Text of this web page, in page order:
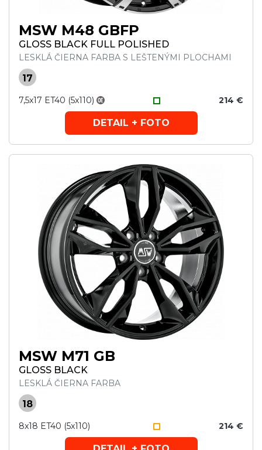
MSW M48 GBFP
GLOSS BLACK FULL POLISHED
LESKLÁ ČIERNA FARBA S LEŠTENÝMI PLOCHAMI
17
7,5x17 ET40 (5x110) 214 €
DETAIL + FOTO
MSW M71 GB
GLOSS BLACK
LESKLÁ ČIERNA FARBA
18
8x18 ET40 (5x110) 214 €